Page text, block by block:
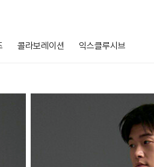
콜라보레이션 익스클루시브